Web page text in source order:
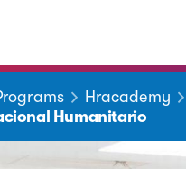
Hracademy
Humanitario